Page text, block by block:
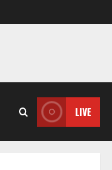
LIVE